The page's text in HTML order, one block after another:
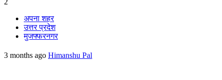
अपना शहर
उत्तर प्रदेश
मुजफ्फरनगर
3 months ago Himanshu Pal